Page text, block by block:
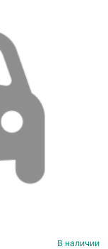
В наличии